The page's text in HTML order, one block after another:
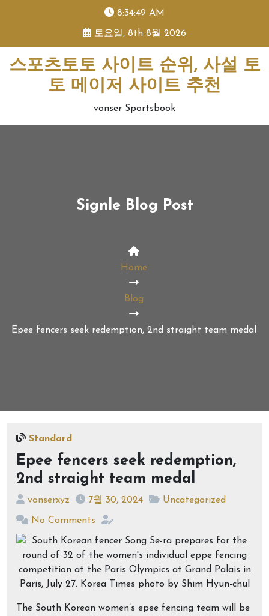
8:34:49 AM
토요일, 8th 8월 2026
스포츠토토 사이트 순위, 사설 토
토 메이저 사이트 추천
vonser Sportsbook
Signle Blog Post
Home
Blog
Epee fencers seek redemption, 2nd straight team medal
Standard
Epee fencers seek redemption,
2nd straight team medal
vonserxyz 7월 30, 2024 Uncategorized
No Comments
The South Korean women’s epee fencing team will be